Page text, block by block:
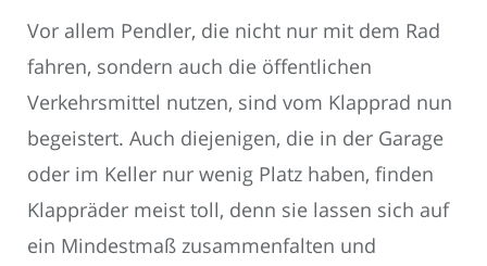
Vor allem Pendler, die nicht nur mit dem Rad
fahren, sondern auch die öffentlichen
Verkehrsmittel nutzen, sind vom Klapprad nun
begeistert. Auch diejenigen, die in der Garage
oder im Keller nur wenig Platz haben, finden
Klappräder meist toll, denn sie lassen sich auf
ein Mindestmaß zusammenfalten und